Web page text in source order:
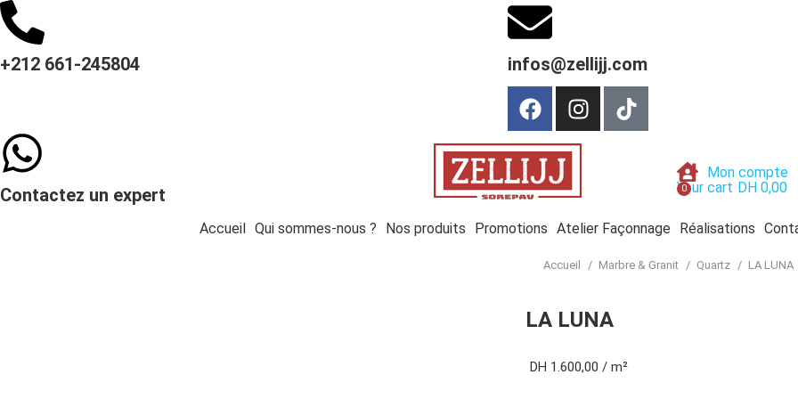
+212 661-245804 infos@zellijj.com
Contactez un expert
Mon compte
Your cart DH0,00
Accueil Qui sommes-nous ? Nos produits Promotions Atelier Façonnage Réalisations
Vous êtes ici :
Accueil Marbre & Granit Quartz LA LUNA
LA LUNA
DH 1.600,00 / m²